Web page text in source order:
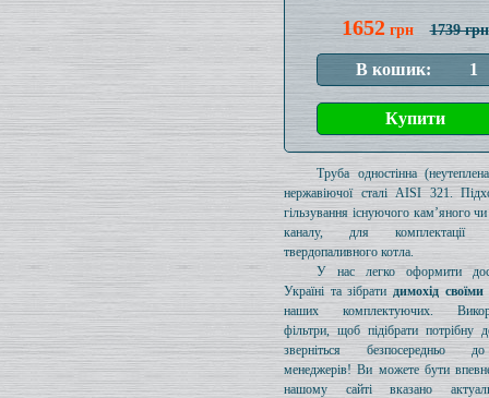
1652грн 1739 грн
Труба одностінна
нержавіючої сталі AISI 321.
гільзування існуючого кам’яного
каналу, для комплектації
твердопаливного котла.
У нас легко оформити
Україні та зібрати димохід
наших комплектуючих.
фільтри, щоб підібрати потрібну
зверніться безпосередньо
менеджерів! Ви можете бути
нашому сайті вказано